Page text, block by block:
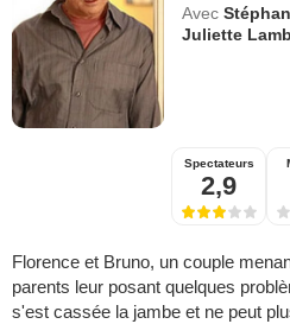
Avec
Juliette
Spectateurs
2,9
Florence et Bruno, un couple
parents leur posant quelques
s'est cassée la jambe et ne peut